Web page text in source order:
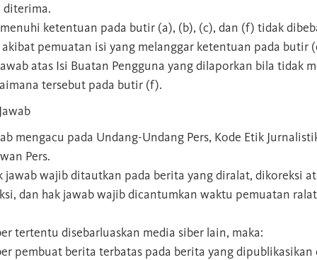
diterima.
ketentuan pada butir (a), (b), (c), dan (f) tidak
pemuatan isi yang melanggar ketentuan pada butir
atas Isi Buatan Pengguna yang dilaporkan bila tidak
tersebut pada butir (f).
mengacu pada Undang-Undang Pers, Kode Etik
Pers.
jawab wajib ditautkan pada berita yang diralat, dikoreksi
dan hak jawab wajib dicantumkan waktu pemuatan
tertentu disebarluaskan media siber lain, maka:
pembuat berita terbatas pada berita yang